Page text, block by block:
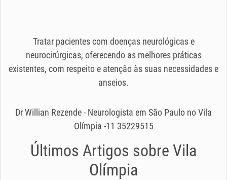
Tratar pacientes com doenças neurológicas e
neurocirúrgicas, oferecendo as melhores práticas
existentes, com respeito e atenção às suas necessidades e
anseios.
Dr Willian Rezende - Neurologista em São Paulo no Vila
Olímpia -11 35229515
Últimos Artigos sobre Vila
Olímpia